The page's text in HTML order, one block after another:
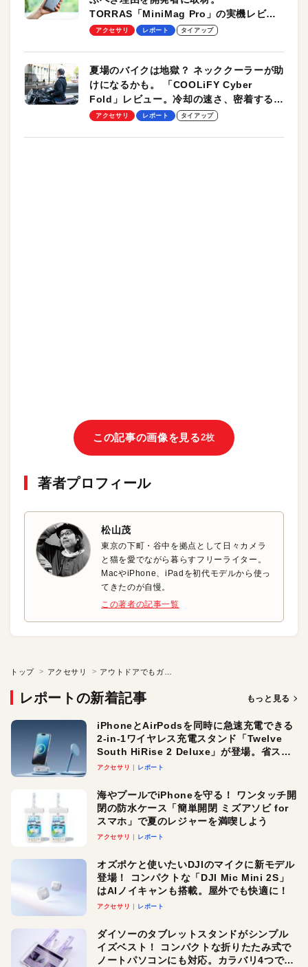
TORRAS「MiniMag Pro」の実機レビュ
ーも
アクセサリ レポート タイアップ
夏場のバイクは地獄？ ネッククーラーが助
けになるかも。 「COOLiFY Cyber
Fold」レビュー。冷却の速さ、密着する冷
却プレート、シンプルな操作性がグッド！
アクセサリ レポート タイアップ
この記事の画像を見る2枚
著者プロフィール
松山茂
東京の下町・谷中を拠点として日々カメラ
と猫を愛でながら暮らすフリーライター。
MacやiPhone、iPadを初代モデルから使っ
てきたのが自慢。
この著者の記事一覧
トップ アクセサリ
レポートの新着記事 もっと見る
iPhoneとAirPodsを同時に急速充電できる
2-in-1ワイヤレス充電スタンド「Twelve
South HiRise 2 Deluxe」が登場。省スペ
ースでおしゃれに充電したい人にオスス
アクセサリ レポート
海やプールでiPhoneを守る！ ワンタッチ開
閉の防水ケース「簡単開閉 ミズアソビ for
スマホ」で夏のレジャーを満喫しよう
アクセサリ レポート
オズポケと使いたいDJIのマイクに新モデル
登場！ コンパクトな「DJI Mic Mini 2S」
はAIノイキャンも搭載。屋外でも快適に！
アクセサリ レポート
ダイソーのタブレットスタンドがシンプル
イズベスト！ コンパクトな折りたたみ式で
ノートパソコンにも対応。カラバリ4つで選